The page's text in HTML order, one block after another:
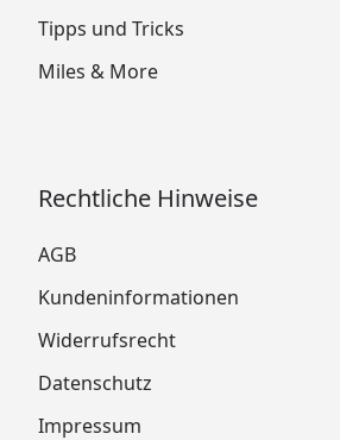
Tipps und Tricks
Miles & More
Rechtliche Hinweise
AGB
Kundeninformationen
Widerrufsrecht
Datenschutz
Impressum